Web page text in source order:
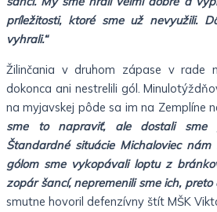
príležitosti, ktoré sme už nevyužili.
vyhrali.“
Žilinčania v druhom zápase v rade
dokonca ani nestrelili gól.
na myjavskej pôde sa im na Zemplíne
sme to napraviť, ale dostali sme
Štandardné situácie Michaloviec
gólom sme vykopávali loptu z
zopár šancí, nepremenili sme ich,
smutne hovoril defenzívny štít MŠK